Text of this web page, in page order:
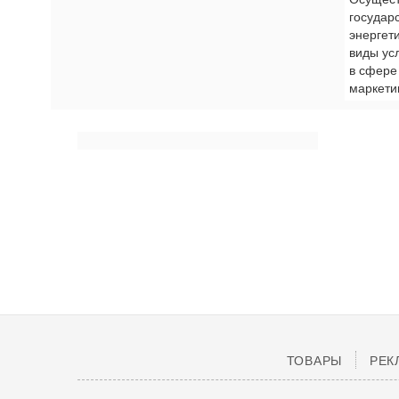
виды
в сфере
ТОВАРЫ